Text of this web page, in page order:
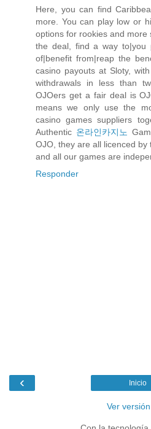
Here, you can find
more. You can play low or
options for rookies and more
the deal, find a way to|you
of|benefit from|reap the
casino payouts at Sloty,
withdrawals in less than
OJOers get a fair deal is
means we only use the
casino games suppliers
Authentic 온라인카지노
OJO, they are all licenced by
and all our games are
Responder
‹ Inicio
Ver